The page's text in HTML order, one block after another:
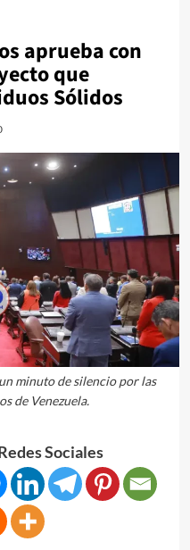
aprueba con
que
Sólidos
minuto de silencio por las
de Venezuela.
Sociales